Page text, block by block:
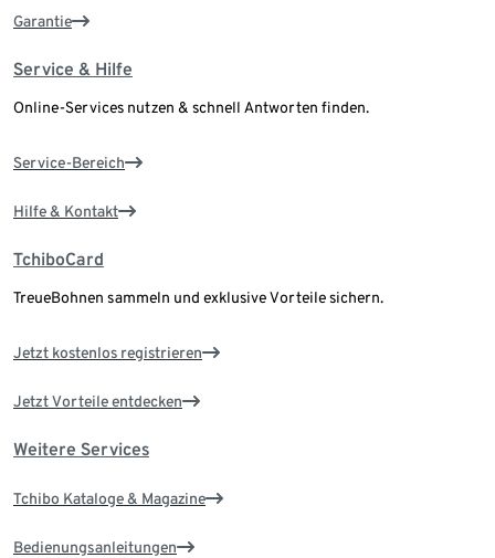
Garantie
Service & Hilfe
Online-Services nutzen & schnell Antworten finden.
Service-Bereich
Hilfe & Kontakt
TchiboCard
TreueBohnen sammeln und exklusive Vorteile sichern.
Jetzt kostenlos registrieren
Jetzt Vorteile entdecken
Weitere Services
Tchibo Kataloge & Magazine
Bedienungsanleitungen